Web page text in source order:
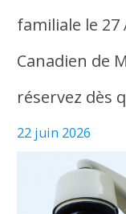
familiale le 27
Canadien de
réservez dès
22 juin 2026